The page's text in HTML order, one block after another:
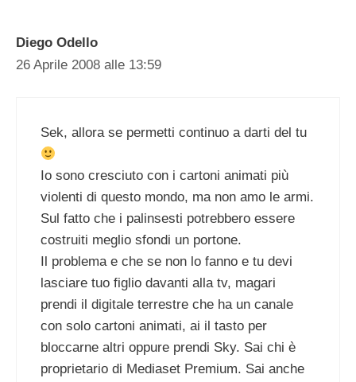
Diego Odello
26 Aprile 2008 alle 13:59
Sek, allora se permetti continuo a darti del tu
Io sono cresciuto con i cartoni animati più
violenti di questo mondo, ma non amo le armi.
Sul fatto che i palinsesti potrebbero essere
costruiti meglio sfondi un portone.
Il problema e che se non lo fanno e tu devi
lasciare tuo figlio davanti alla tv, magari
prendi il digitale terrestre che ha un canale
con solo cartoni animati, ai il tasto per
bloccarne altri oppure prendi Sky. Sai chi è
proprietario di Mediaset Premium. Sai anche